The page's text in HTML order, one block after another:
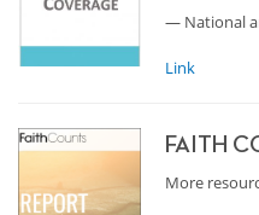
— National
Link
FAITH
More